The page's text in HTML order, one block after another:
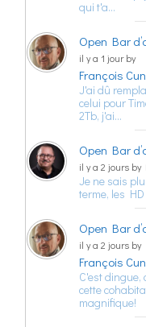
qui t'a…
Open Bar
il y a 1 jour by
François
J'ai dû
celui pour
2Tb, j'ai…
Open Bar
il y a 2 jours by
Je ne sais
terme, les
Open Bar
il y a 2 jours by
François
C'est dingue,
cette
magnifique!